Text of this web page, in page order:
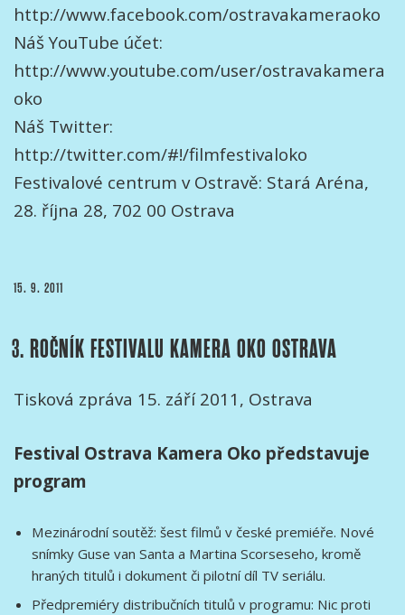
http://www.facebook.com/ostravakameraoko
Náš YouTube účet:
http://www.youtube.com/user/ostravakamera
oko
Náš Twitter:
http://twitter.com/#!/filmfestivaloko
Festivalové centrum v Ostravě: Stará Aréna,
28. října 28, 702 00 Ostrava
PUBLIKOVÁNO
15. 9. 2011
3. ROČNÍK FESTIVALU KAMERA OKO OSTRAVA
Tisková zpráva 15. září 2011, Ostrava
Festival Ostrava Kamera Oko představuje
program
Mezinárodní soutěž: šest filmů v české premiéře. Nové
snímky Guse van Santa a Martina Scorseseho, kromě
hraných titulů i dokument či pilotní díl TV seriálu.
Předpremiéry distribučních titulů v programu: Nic proti